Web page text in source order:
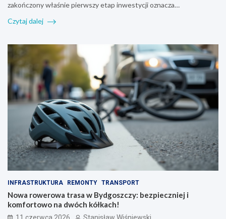
zakończony właśnie pierwszy etap inwestycji oznacza…
Czytaj dalej
INFRASTRUKTURA REMONTY TRANSPORT
Nowa rowerowa trasa w Bydgoszczy: bezpieczniej i
komfortowo na dwóch kółkach!